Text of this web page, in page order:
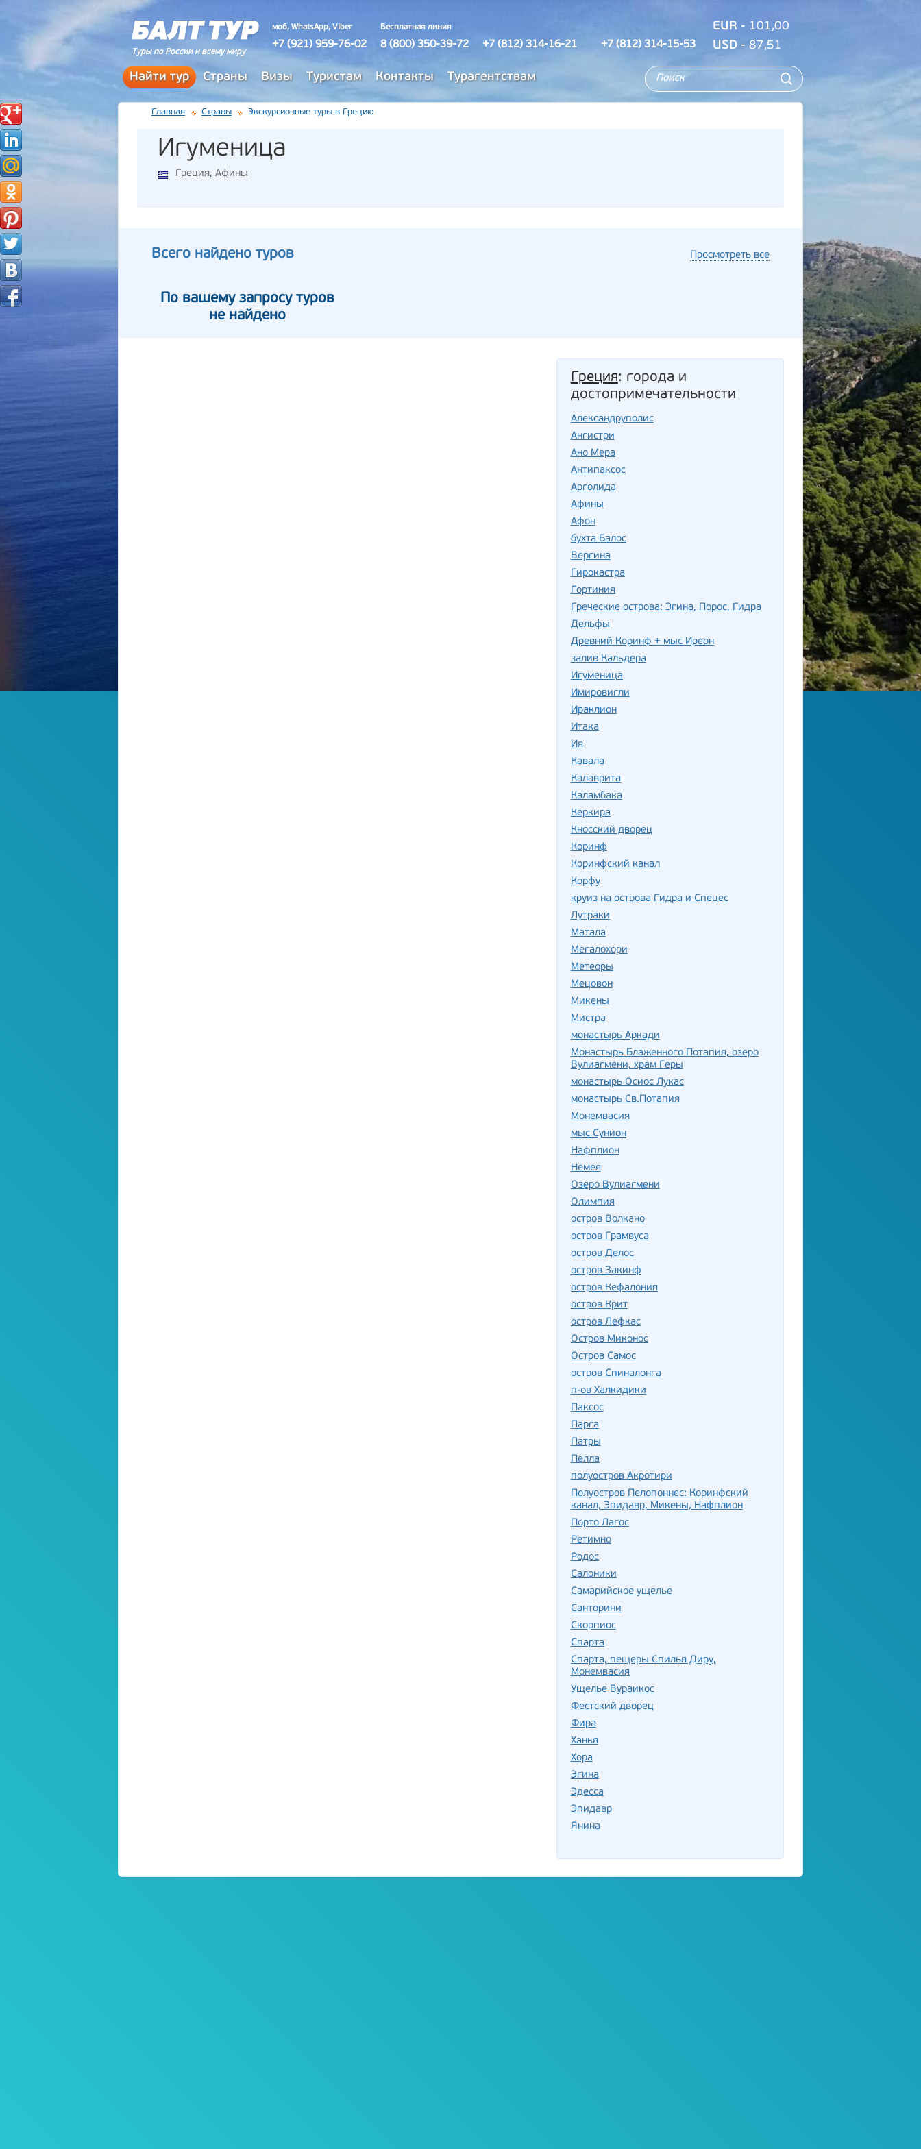
Туры по России и всему миру
моб, WhatsApp, Viber
+7 (921) 959-76-02
Бесплатная линия
8 (800) 350-39-72 +7 (812) 314-16-21 +7 (812) 314-15-53
EUR - 101,00
USD - 87,51
Найти тур Страны Визы Туристам Контакты Турагентствам
Главная Страны Экскурсионные туры в Грецию
Игуменица
Греция, Афины
Всего найдено туров Просмотреть все
По вашему запросу туров
не найдено
Греция: города и
достопримечательности
Александруполис
Ангистри
Ано Мера
Антипаксос
Арголида
Афины
Афон
бухта Балос
Вергина
Гирокастра
Гортиния
Греческие острова: Эгина, Порос, Гидра
Дельфы
Древний Коринф + мыс Иреон
залив Кальдера
Игуменица
Имировигли
Ираклион
Итака
Ия
Кавала
Калаврита
Каламбака
Керкира
Кносский дворец
Коринф
Коринфский канал
Корфу
круиз на острова Гидра и Спецес
Лутраки
Матала
Мегалохори
Метеоры
Мецовон
Микены
Мистра
монастырь Аркади
Монастырь Блаженного Потапия, озеро
Вулиагмени, храм Геры
монастырь Осиос Лукас
монастырь Св.Потапия
Монемвасия
мыс Сунион
Нафплион
Немея
Озеро Вулиагмени
Олимпия
остров Волкано
остров Грамвуса
остров Делос
остров Закинф
остров Кефалония
остров Крит
остров Лефкас
Остров Миконос
Остров Самос
остров Спиналонга
п-ов Халкидики
Паксос
Парга
Патры
Пелла
полуостров Акротири
Полуостров Пелопоннес: Коринфский
канал, Эпидавр, Микены, Нафплион
Порто Лагос
Ретимно
Родос
Салоники
Самарийское ущелье
Санторини
Скорпиос
Спарта
Спарта, пещеры Спилья Диру,
Монемвасия
Ущелье Вураикос
Фестский дворец
Фира
Ханья
Хора
Эгина
Эдесса
Эпидавр
Янина